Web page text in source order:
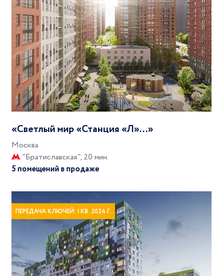
«Светлый мир «Станция «Л»…»
Москва
"Братиславская", 20 мин.
5 помещений в продаже
ПЕРЕДАЧА КЛЮЧЕЙ: I КВ. 2024 Г.